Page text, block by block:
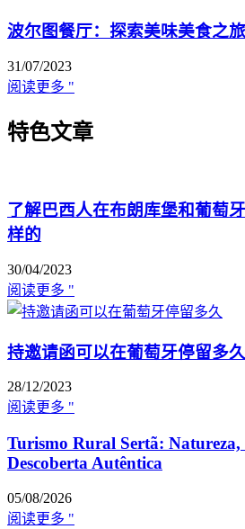
波尔图餐厅：探索美味美食之旅
31/07/2023
阅读更多 "
特色文章
了解巴西人在布朗库堡和葡萄
样的
30/04/2023
阅读更多 "
持邀请函可以在葡萄牙停留多久
28/12/2023
阅读更多 "
Turismo Rural Sertã: Natureza,
Descoberta Autêntica
05/08/2026
阅读更多 "